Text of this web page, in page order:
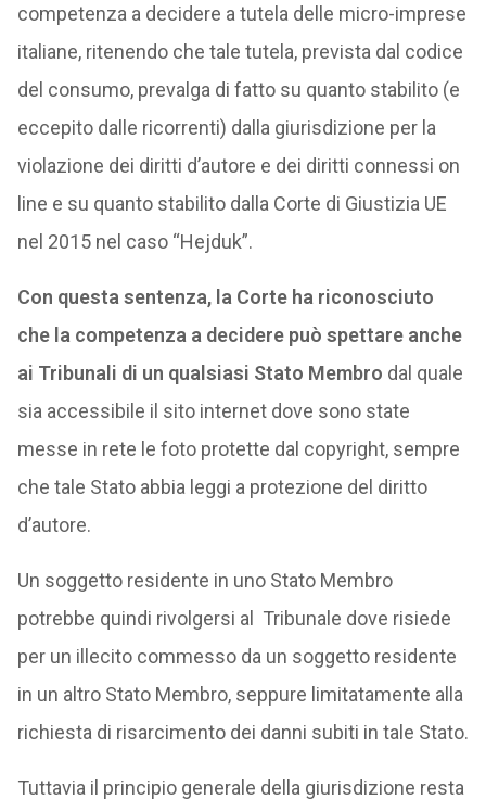
competenza a decidere a tutela delle micro-imprese
italiane, ritenendo che tale tutela, prevista dal codice
del consumo, prevalga di fatto su quanto stabilito (e
eccepito dalle ricorrenti) dalla giurisdizione per la
violazione dei diritti d’autore e dei diritti connessi on
line e su quanto stabilito dalla Corte di Giustizia UE
nel 2015 nel caso “Hejduk”.
Con questa sentenza, la Corte ha riconosciuto
che la competenza a decidere può spettare anche
ai Tribunali di un qualsiasi Stato Membro dal quale
sia accessibile il sito internet dove sono state
messe in rete le foto protette dal copyright, sempre
che tale Stato abbia leggi a protezione del diritto
d’autore.
Un soggetto residente in uno Stato Membro
potrebbe quindi rivolgersi al Tribunale dove risiede
per un illecito commesso da un soggetto residente
in un altro Stato Membro, seppure limitatamente alla
richiesta di risarcimento dei danni subiti in tale Stato.
Tuttavia il principio generale della giurisdizione resta